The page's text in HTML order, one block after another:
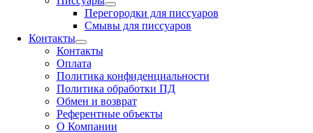
Перегородки для писсуаров
Смывы для писсуаров
Контакты
Контакты
Оплата
Политика конфиденциальности
Политика обработки ПД
Обмен и возврат
Референтные объекты
О Компании